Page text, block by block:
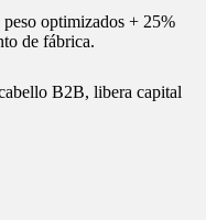
peso optimizados + 25%
de fábrica.
B2B, libera capital